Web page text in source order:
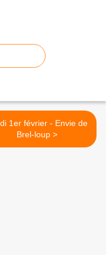
1er février - Envie de
Brel-loup >